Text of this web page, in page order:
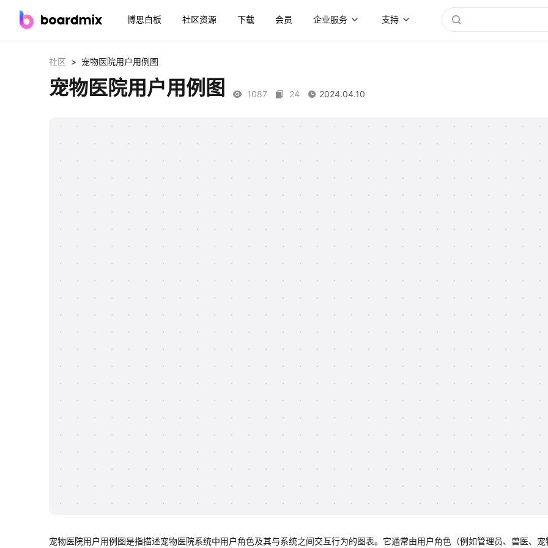
博思白板 社区资源 下载 会员 企业服务 支持
社区 > 宠物医院用户用例图
宠物医院用户用例图 1087 24 2024.04.10
宠物医院用户用例图是指描述宠物医院系统中用户角色及其与系统之间交互行为的图表。它通常由用户角色（例如管理员、兽医、宠